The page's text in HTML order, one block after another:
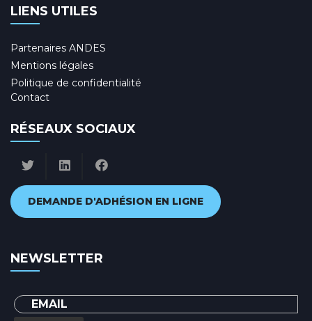
LIENS UTILES
Partenaires ANDES
Mentions légales
Politique de confidentialité
Contact
RÉSEAUX SOCIAUX
DEMANDE D'ADHÉSION EN LIGNE
NEWSLETTER